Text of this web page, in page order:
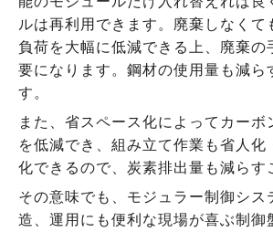
ルは再利用できます。廃棄しなくて
負荷を大幅に低減できる上、廃棄の
要になります。鋼材の使用量も減ら
す。
また、省スペース化によってカーボ
を低減でき、組み立て作業も省人化
化できるので、炭素排出量も減らす
その意味でも、モジュラー制御シス
造、運用にも便利な現場が喜ぶ制御